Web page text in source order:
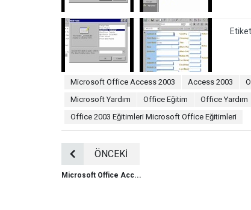
Microsoft Office Access 2003 Access 2003
Microsoft Yardım
Office Eğitim Office Yardım
Office 2003 Eğitimleri Microsoft Office Eğitimleri
ÖNCEKİ
Microsoft Office Acc...